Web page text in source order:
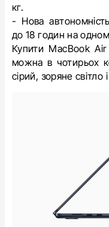
кг.
- Нова
до 18 годин на
Купити MacBook Air
можна в чотирьох
сірий, зоряне світло і